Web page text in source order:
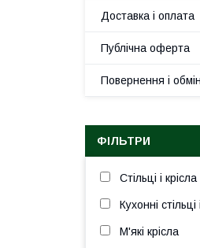
Доставка і оплата
Публічна оферта
Повернення і обмін
ФІЛЬТРИ
Стільці і крісла
Кухонні
М'які крісла